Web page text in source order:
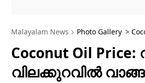
Malayalam News Photo Gallery >
Coconut Oil
വിലക്കുറവില്‍